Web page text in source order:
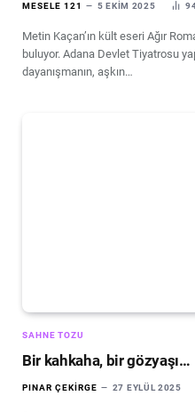
MESELE 121 5 EKIM 2025
Metin Kaçan’ın kült eseri Ağır
buluyor. Adana Devlet Tiyatrosu
dayanışmanın, aşkın…
SAHNE TOZU
Bir kahkaha, bir gözyaşı…
PINAR ÇEKIRGE 27 EYLÜL 2025